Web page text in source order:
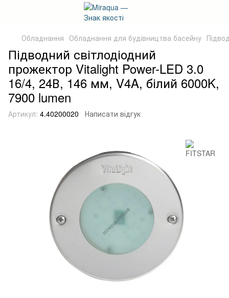
Обладнання Обладнання для будівництва басейну
Підводний світлодіодний
прожектор Vitalight Power-LED 3.0
16/4, 24В, 146 мм, V4A, білий 6000K,
7900 lumen
Артикул: 4.40200020 Написати відгук